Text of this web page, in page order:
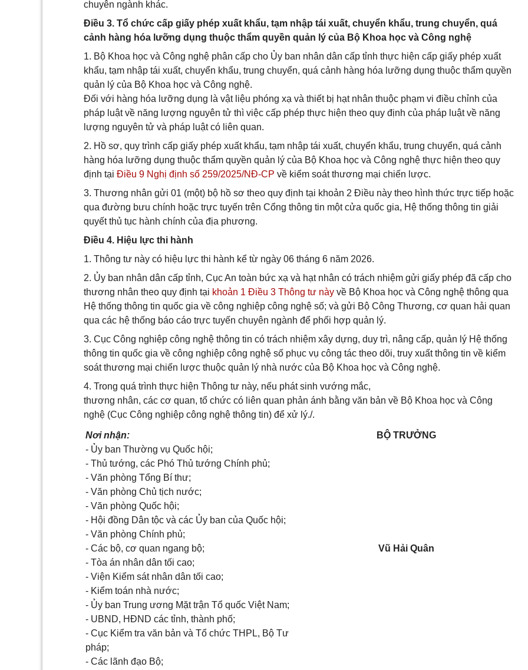
chuyên ngành khác.
Điều 3. Tổ chức cấp giấy phép xuất khẩu, tạm nhập tái xuất, chuyển khẩu, trung chuyển, quá
cảnh hàng hóa lưỡng dụng thuộc thẩm quyền quản lý của Bộ Khoa học và Công nghệ
1. Bộ Khoa học và Công nghệ phân cấp cho Ủy ban nhân dân cấp tỉnh thực hiện cấp giấy phép xuất
khẩu, tạm nhập tái xuất, chuyển khẩu, trung chuyển, quá cảnh hàng hóa lưỡng dụng thuộc thẩm quyền
quản lý của Bộ Khoa học và Công nghệ.
Đối với hàng hóa lưỡng dụng là vật liệu phóng xạ và thiết bị hạt nhân thuộc phạm vi điều chỉnh của
pháp luật về năng lượng nguyên tử thì việc cấp phép thực hiện theo quy định của pháp luật về năng
lượng nguyên tử và pháp luật có liên quan.
2. Hồ sơ, quy trình cấp giấy phép xuất khẩu, tạm nhập tái xuất, chuyển khẩu, trung chuyển, quá cảnh
hàng hóa lưỡng dụng thuộc thẩm quyền quản lý của Bộ Khoa học và Công nghệ thực hiện theo quy
định tại Điều 9 Nghị định số 259/2025/NĐ-CP về kiểm soát thương mại chiến lược.
3. Thương nhân gửi 01 (một) bộ hồ sơ theo quy định tại khoản 2 Điều này theo hình thức trực tiếp hoặc
qua đường bưu chính hoặc trực tuyến trên Cổng thông tin một cửa quốc gia, Hệ thống thông tin giải
quyết thủ tục hành chính của địa phương.
Điều 4. Hiệu lực thi hành
1. Thông tư này có hiệu lực thi hành kể từ ngày 06 tháng 6 năm 2026.
2. Ủy ban nhân dân cấp tỉnh, Cục An toàn bức xạ và hạt nhân có trách nhiệm gửi giấy phép đã cấp cho
thương nhân theo quy định tại khoản 1 Điều 3 Thông tư này về Bộ Khoa học và Công nghệ thông qua
Hệ thống thông tin quốc gia về công nghiệp công nghệ số; và gửi Bộ Công Thương, cơ quan hải quan
qua các hệ thống báo cáo trực tuyến chuyên ngành để phối hợp quản lý.
3. Cục Công nghiệp công nghệ thông tin có trách nhiệm xây dựng, duy trì, nâng cấp, quản lý Hệ thống
thông tin quốc gia về công nghiệp công nghệ số phục vụ công tác theo dõi, truy xuất thông tin về kiểm
soát thương mại chiến lược thuộc quản lý nhà nước của Bộ Khoa học và Công nghệ.
4. Trong quá trình thực hiện Thông tư này, nếu phát sinh vướng mắc,
thương nhân, các cơ quan, tổ chức có liên quan phản ánh bằng văn bản về Bộ Khoa học và Công
nghệ (Cục Công nghiệp công nghệ thông tin) để xử lý./.
Nơi nhận:
- Ủy ban Thường vụ Quốc hội;
- Thủ tướng, các Phó Thủ tướng Chính phủ;
- Văn phòng Tổng Bí thư;
- Văn phòng Chủ tịch nước;
- Văn phòng Quốc hội;
- Hội đồng Dân tộc và các Ủy ban của Quốc hội;
- Văn phòng Chính phủ;
- Các bộ, cơ quan ngang bộ;
- Tòa án nhân dân tối cao;
- Viện Kiểm sát nhân dân tối cao;
- Kiểm toán nhà nước;
- Ủy ban Trung ương Mặt trận Tổ quốc Việt Nam;
- UBND, HĐND các tỉnh, thành phố;
- Cục Kiểm tra văn bản và Tổ chức THPL, Bộ Tư
pháp;
- Các lãnh đạo Bộ;
BỘ TRƯỞNG
Vũ Hải Quân